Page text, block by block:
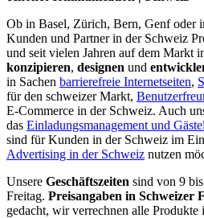
Ob in Basel, Zürich, Bern, Genf oder
Kunden und Partner in der Schweiz
und seit vielen Jahren auf dem Markt
konzipieren, designen und
in Sachen barrierefreie Internetseiten,
für den schweizer Markt,
E-Commerce in der Schweiz. Auch
das Einladungsmanagement und
sind für Kunden in der Schweiz im
Advertising in der Schweiz nutzen
Unsere Geschäftszeiten sind von 9
Freitag. Preisangaben in Schweizer
gedacht, wir verrechnen alle